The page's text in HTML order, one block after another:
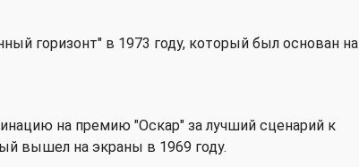
горизонт" в 1973 году, который был основан на
на премию "Оскар" за лучший сценарий к
вышел на экраны в 1969 году.